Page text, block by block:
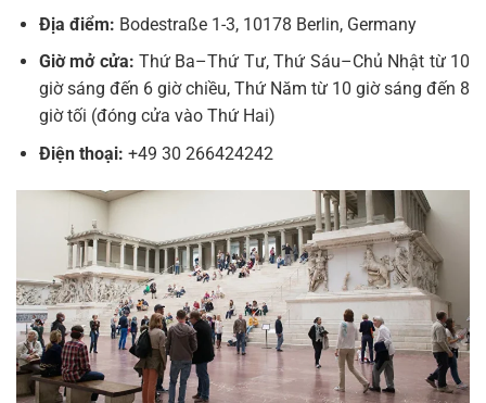
Địa điểm: Bodestraße 1-3, 10178 Berlin, Germany
Giờ mở cửa:Thứ Ba–Thứ Tư, Thứ Sáu–Chủ Nhật từ 10
giờ sáng đến 6 giờ chiều, Thứ Năm từ 10 giờ sáng đến 8
giờ tối (đóng cửa vào Thứ Hai)
Điện thoại: +49 30 266424242